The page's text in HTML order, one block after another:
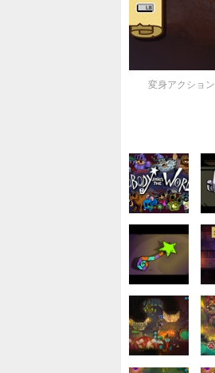
変身アクショ